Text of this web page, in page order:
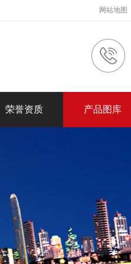
网站地图
荣誉资质 产品图库